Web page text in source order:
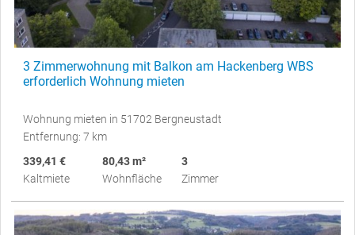
3 Zimmerwohnung mit Balkon am Hackenberg WBS
erforderlich Wohnung mieten
Wohnung mieten in 51702 Bergneustadt
Entfernung: 7 km
339,41 €
Kaltmiete
80,43 m²
Wohnfläche
3
Zimmer